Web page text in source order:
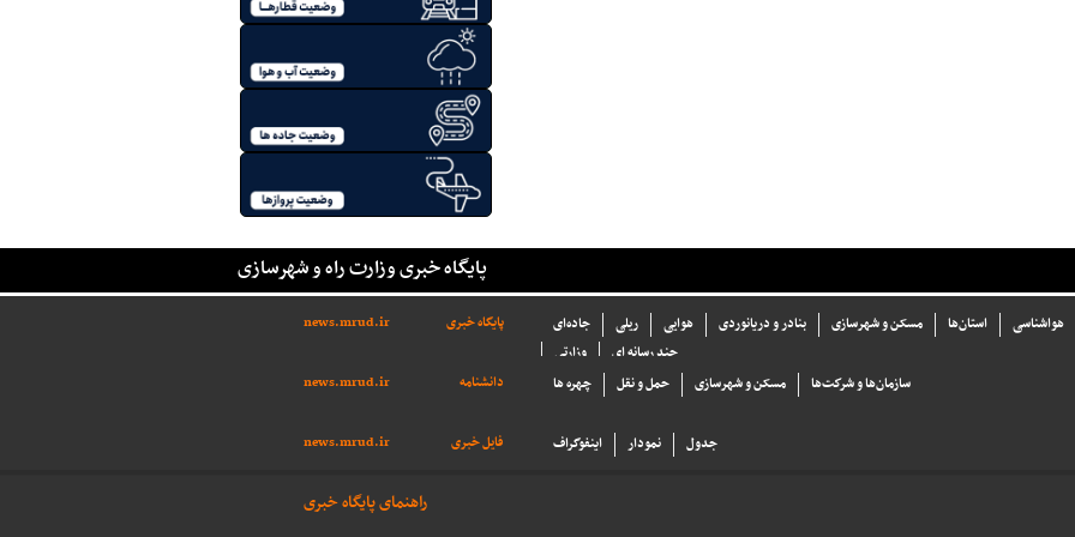
پایگاه خبری وزارت راه و شهرسازی
پایگاه خبری news.mrud.ir جاده‌ای ریلی هوایی بنادر و دریانوردی مسکن و شهرسازی استان‌ها
هواشناسی
وزارتی
چند رسانه ای
دانشنامه
news.mrud.ir چهره ها حمل و نقل مسکن و شهرسازی سازما‌ن‌ها و شركت‌ها
فایل خبری news.mrud.ir اینفوگراف نمودار جدول
راهنمای پایگاه خبری